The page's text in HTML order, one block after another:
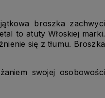
broszka zachwyci
to atuty Włoskiej marki.
się z tłumu. Broszka
swojej osobowości